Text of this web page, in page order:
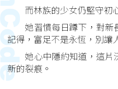
而林族的少女仍堅守初心
她習慣每日蹲下，對新
記得，富足不是永恆，別讓
她心中隱約知道，這片
新的裂痕。